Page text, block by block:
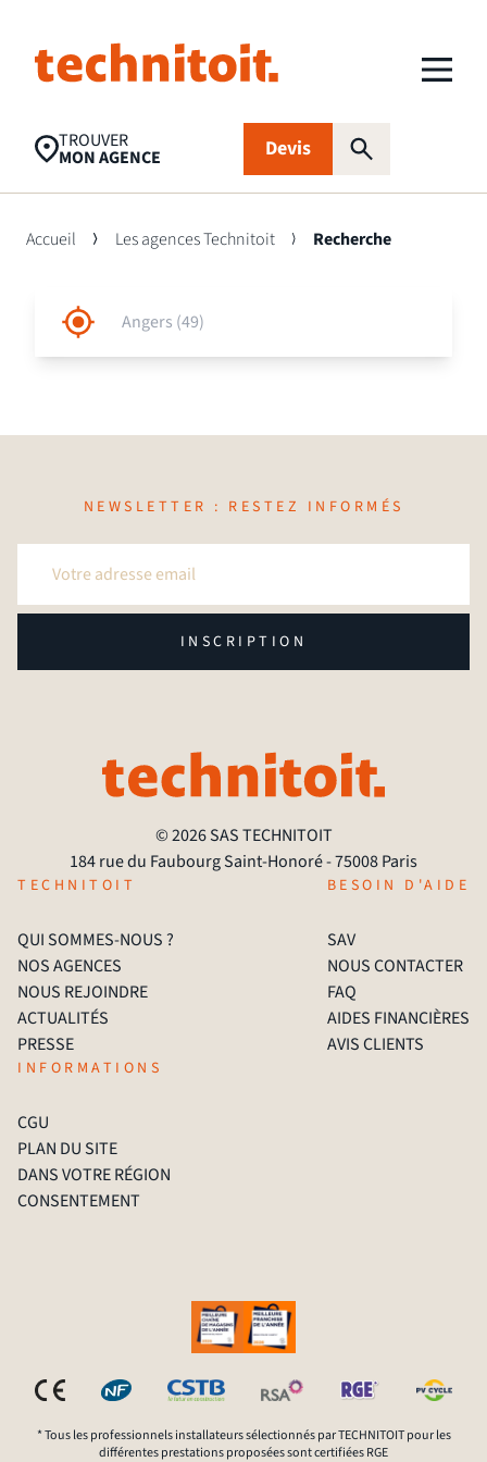
TROUVER
MON AGENCE Devis
Nettoyage toiture
photovoltaïques
d’humidité
Accueil Les agences Technitoit Recherche
NEWSLETTER : RESTEZ INFORMÉS
INSCRIPTION
© 2026 SAS TECHNITOIT
184 rue du Faubourg Saint-Honoré - 75008 Paris
TECHNITOIT
QUI SOMMES-NOUS ?
NOS AGENCES
NOUS REJOINDRE
ACTUALITÉS
PRESSE
BESOIN D'AIDE
SAV
NOUS CONTACTER
FAQ
AIDES FINANCIÈRES
AVIS CLIENTS
INFORMATIONS
CGU
PLAN DU SITE
DANS VOTRE RÉGION
CONSENTEMENT
* Tous les professionnels installateurs sélectionnés par TECHNITOIT pour les
différentes prestations proposées sont certifiées RGE